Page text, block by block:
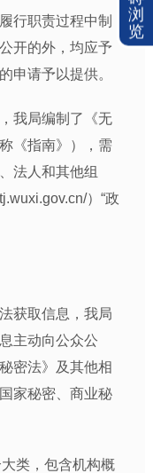
职责过程中制
开的外，均应予
申请予以提供。
我局编制了《无
《指南》），需
法人和其他组
）“政
获取信息，我局
主动向公众公
密法》及其他相
家秘密、商业秘
类，包含机构概
浏
览